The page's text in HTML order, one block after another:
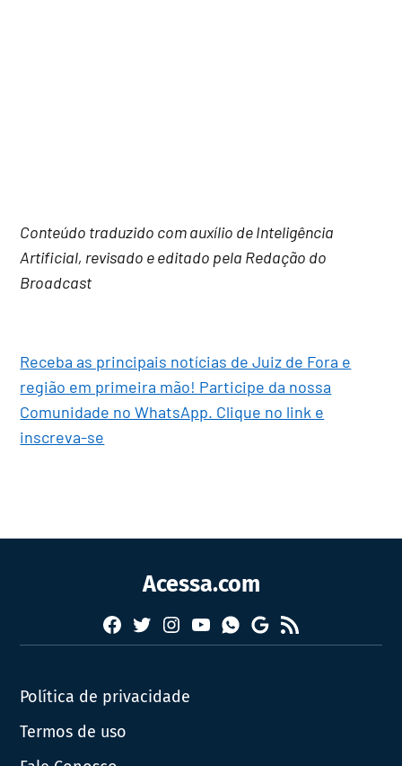
Conteúdo traduzido com auxílio de Inteligência
Artificial, revisado e editado pela Redação do
Broadcast
Receba as principais notícias de Juiz de Fora e
região em primeira mão! Participe da nossa
Comunidade no WhatsApp. Clique no link e
inscreva-se
Acessa.com
Facebook
TwitterInstagram
YouTubeWhatsapp
Google
News
RSS
Política de privacidade
Termos de uso